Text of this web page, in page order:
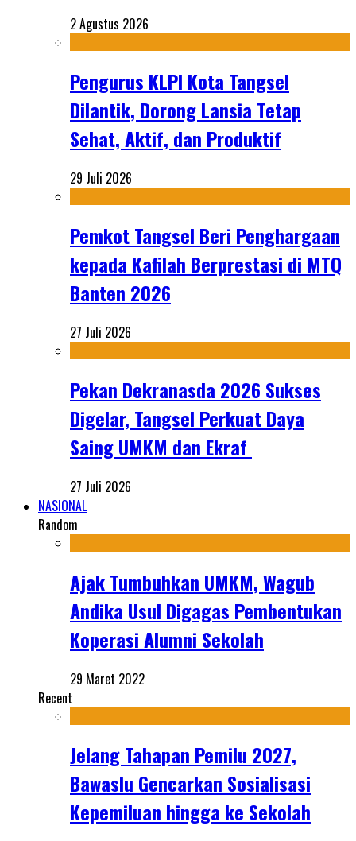
2 Agustus 2026
Pengurus KLPI Kota Tangsel
Dilantik, Dorong Lansia Tetap
Sehat, Aktif, dan Produktif
29 Juli 2026
Pemkot Tangsel Beri Penghargaan
kepada Kafilah Berprestasi di MTQ
Banten 2026
27 Juli 2026
Pekan Dekranasda 2026 Sukses
Digelar, Tangsel Perkuat Daya
Saing UMKM dan Ekraf
27 Juli 2026
NASIONAL
Random
Ajak Tumbuhkan UMKM, Wagub
Andika Usul Digagas Pembentukan
Koperasi Alumni Sekolah
29 Maret 2022
Recent
Jelang Tahapan Pemilu 2027,
Bawaslu Gencarkan Sosialisasi
Kepemiluan hingga ke Sekolah